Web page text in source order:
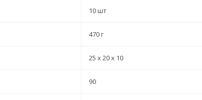
10 шт
470 г
25 x 20 x 10
90